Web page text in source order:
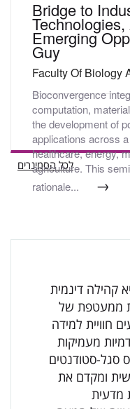
Bridge to
Emerging
Guy
Faculty Of Biology
Bioconvergence
computation,
the development of
applications across
healthcare, energy,
agriculture. This
rationale...
→
לכל הסמינרים
קהילה דינמית
ממעטפת של
חוויית למידה
מעמיקות
סגל-סטודנטים
ומקדם את
מדעית